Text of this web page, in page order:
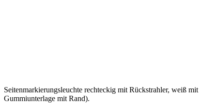
Seitenmarkierungsleuchte rechteckig mit Rückstrahler, weiß mit
Gummiunterlage mit Rand).